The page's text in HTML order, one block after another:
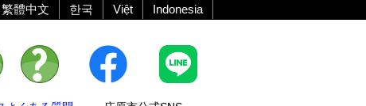
繁體中文 한국 Việt Indonesia